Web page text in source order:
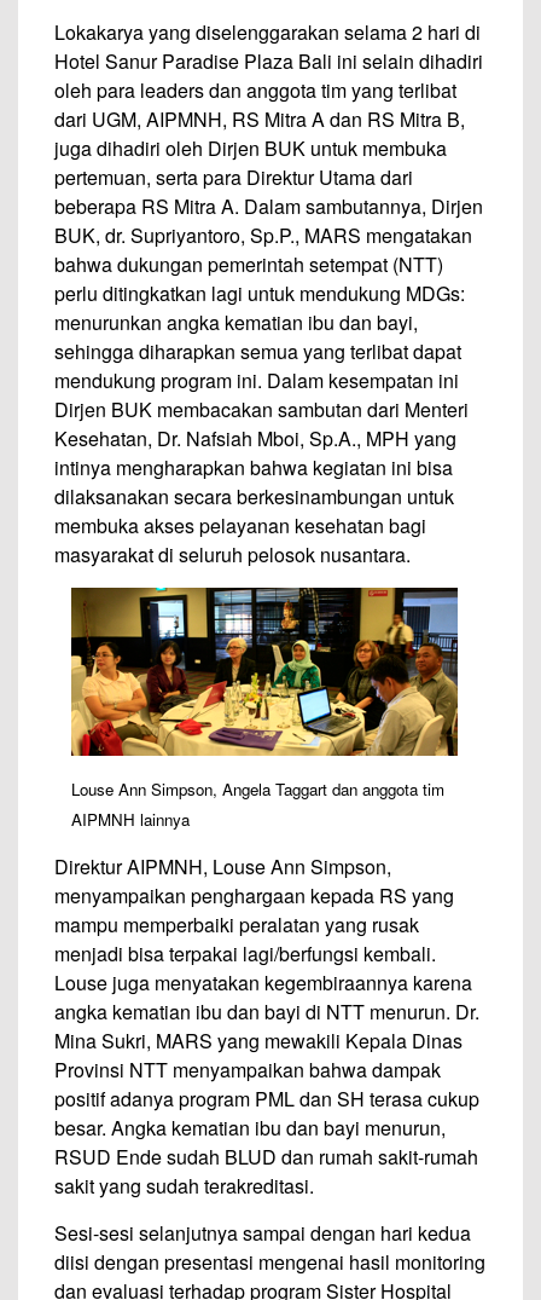
Lokakarya yang diselenggarakan selama 2 hari di
Hotel Sanur Paradise Plaza Bali ini selain dihadiri
oleh para leaders dan anggota tim yang terlibat
dari UGM, AIPMNH, RS Mitra A dan RS Mitra B,
juga dihadiri oleh Dirjen BUK untuk membuka
pertemuan, serta para Direktur Utama dari
beberapa RS Mitra A. Dalam sambutannya, Dirjen
BUK, dr. Supriyantoro, Sp.P., MARS mengatakan
bahwa dukungan pemerintah setempat (NTT)
perlu ditingkatkan lagi untuk mendukung MDGs:
menurunkan angka kematian ibu dan bayi,
sehingga diharapkan semua yang terlibat dapat
mendukung program ini. Dalam kesempatan ini
Dirjen BUK membacakan sambutan dari Menteri
Kesehatan, Dr. Nafsiah Mboi, Sp.A., MPH yang
intinya mengharapkan bahwa kegiatan ini bisa
dilaksanakan secara berkesinambungan untuk
membuka akses pelayanan kesehatan bagi
masyarakat di seluruh pelosok nusantara.
Louse Ann Simpson, Angela Taggart dan anggota tim
AIPMNH lainnya
Direktur AIPMNH, Louse Ann Simpson,
menyampaikan penghargaan kepada RS yang
mampu memperbaiki peralatan yang rusak
menjadi bisa terpakai lagi/berfungsi kembali.
Louse juga menyatakan kegembiraannya karena
angka kematian ibu dan bayi di NTT menurun. Dr.
Mina Sukri, MARS yang mewakili Kepala Dinas
Provinsi NTT menyampaikan bahwa dampak
positif adanya program PML dan SH terasa cukup
besar. Angka kematian ibu dan bayi menurun,
RSUD Ende sudah BLUD dan rumah sakit-rumah
sakit yang sudah terakreditasi.
Sesi-sesi selanjutnya sampai dengan hari kedua
diisi dengan presentasi mengenai hasil monitoring
dan evaluasi terhadap program Sister Hospital